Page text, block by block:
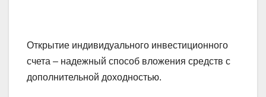
Открытие индивидуального инвестиционного
счета – надежный способ вложения средств с
дополнительной доходностью.